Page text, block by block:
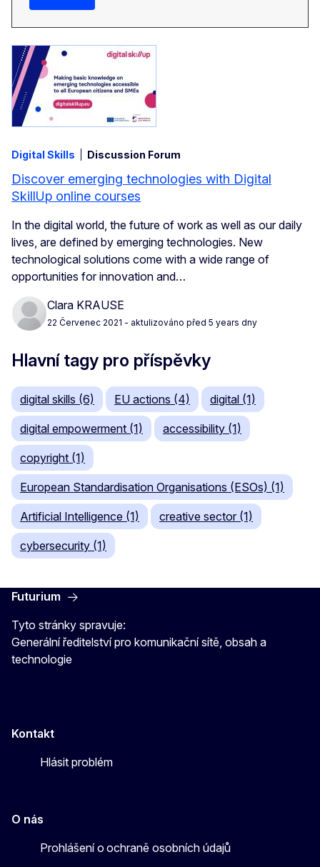
Digital Skills Discussion Forum
Discover emerging technologies with Digital
SkillUp online courses
In the digital world, the future of work as well as our daily
lives, are defined by emerging technologies. New
technological solutions come with a wide range of
opportunities for innovation and…
Clara KRAUSE
22 Červenec 2021 - aktulizováno před 5 years dny
Hlavní tagy pro příspěvky
digital skills (6) EU actions (4) digital (1)
digital empowerment (1) accessibility (1)
copyright (1)
European Standardisation Organisations (ESOs) (1)
Artificial Intelligence (1) creative sector (1)
cybersecurity (1)
Futurium
Tyto stránky spravuje:
Generální ředitelství pro komunikační sítě, obsah a
technologie
Kontakt
Hlásit problém
O nás
Prohlášení o ochraně osobních údajů